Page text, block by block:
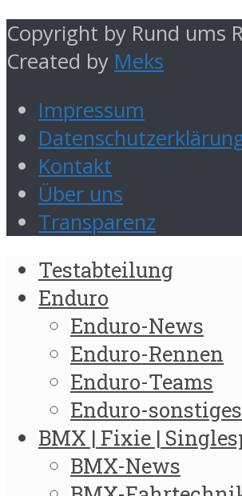
Copyright by Rund ums
Created by Meks
Impressum
Kontakt
Über uns
Transparenz
Testabteilung
Enduro
Enduro-News
Enduro-Rennen
Enduro-Teams
Enduro-sonstiges
BMX | Fixie |
BMX-News